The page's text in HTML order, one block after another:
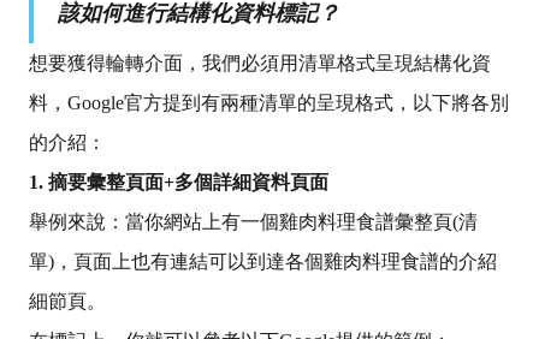
該如何進行結構化資料標記？
想要獲得輪轉介面，我們必須用清單格式呈現結構化資
料，Google官方提到有兩種清單的呈現格式，以下將各別
的介紹：
1. 摘要彙整頁面+多個詳細資料頁面
舉例來說： 當你網站上有一個雞肉料理食譜彙整頁(清
單)， 頁面上也有連結可以到達各個雞肉料理食譜的介紹
細節頁。